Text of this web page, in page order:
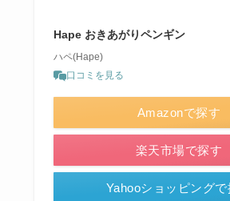
Hape おきあがりペンギン
ハペ(Hape)
口コミを見る
Amazonで探す
楽天市場で探す
Yahooショッピングで